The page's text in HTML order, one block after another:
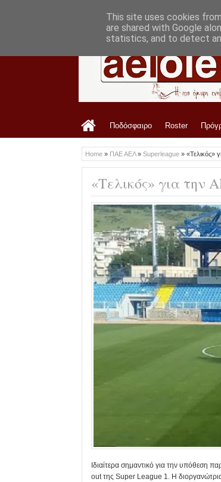
Ποδόσφαιρο Roster
Home » ΠΑΕ ΑΕΛ» Superleague » «Τελικός»
«Τελικός» για την
Ιδιαίτερα σημαντικό για την υπόθεση
out της Super League 1. Η
This site uses cookies
are shared with Google
statistics, and to detect